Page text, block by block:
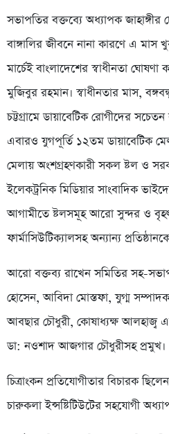
সভাপতির বক্তব্যে অধ্যাপক
বাঙ্গালির জীবনে নানা কারণে এ
মার্চেই বাংলাদেশের স্বাধীনতা
মুজিবুর রহমান। স্বাধীনতার মাস,
চট্টগ্রামে ডায়াবেটিক রোগীদের
এবারও যুগপূর্তি ১২তম ডায়াবেটিক
মেলায় অংশগ্রহণকারী সকল ষ্টল ও
ইলেকট্রনিক মিডিয়ার সাংবাদিক
আগামীতে ষ্টলসমূহ আরো সুন্দর ও
ফার্মাসিউটিক্যালসহ অন্যান্য
আরো বক্তব্য রাখেন সমিতির সহ-
হোসেন, আবিদা মোস্তফা, যুগ্ম সম্পাদক
আবছার চৌধুরী, কোষাধ্যক্ষ আলহাজ্ব
ডা: নওশাদ আজগার চৌধুরীসহ প্রমুখ।
চিত্রাংকন প্রতিযোগীতার বিচারক ছিলেন
চারুকলা ইন্সষ্টিটিউটের সহযোগী